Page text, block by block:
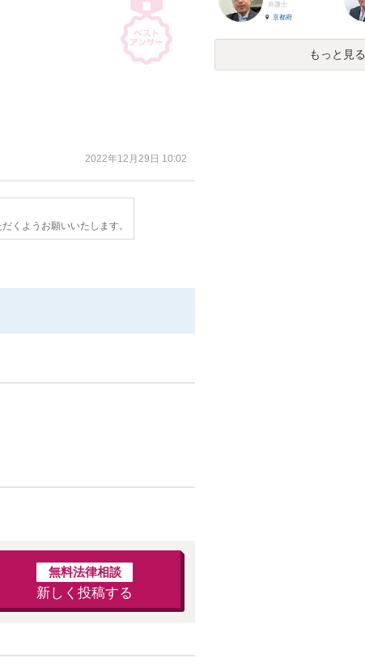
2022年12月29日 10:02
くようお願いいたします。
無料法律相談
新しく投稿する
弁護士
京都府
もっと見る